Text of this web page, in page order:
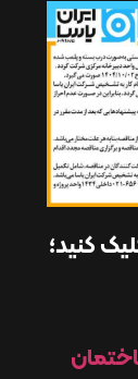
کنید؛